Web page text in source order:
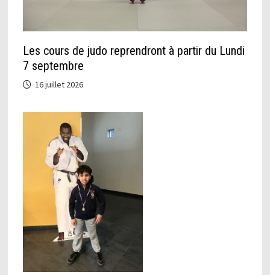
Les cours de judo reprendront à partir du Lundi
7 septembre
16 juillet 2026